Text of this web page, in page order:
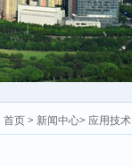
首页 > 新闻中心> 应用技术